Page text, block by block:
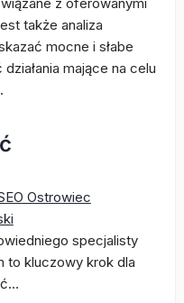
także analiza
mocne i słabe
mające na celu
Ostrowiec
specjalisty
to kluczowy krok dla